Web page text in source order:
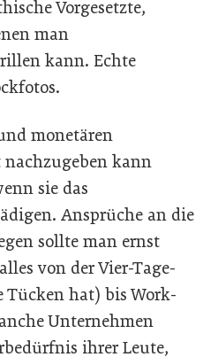
Vorgesetzte,
man
kann. Echte
monetären
kann
sie das
Ansprüche an die
sollte man ernst
von der Vier-Tage-
Tücken hat) bis Work-
Unternehmen
ihrer Leute,